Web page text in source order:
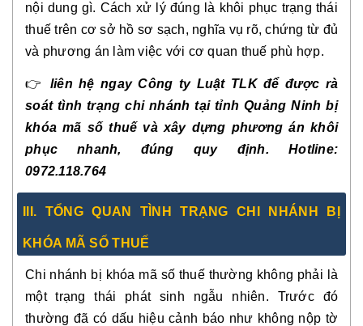
nội dung gì. Cách xử lý đúng là khôi phục trạng thái
thuế trên cơ sở hồ sơ sạch, nghĩa vụ rõ, chứng từ đủ
và phương án làm việc với cơ quan thuế phù hợp.
👉 liên hệ ngay Công ty Luật TLK để được rà
soát tình trạng chi nhánh tại tỉnh Quảng Ninh bị
khóa mã số thuế và xây dựng phương án khôi
phục nhanh, đúng quy định. Hotline:
0972.118.764
III. TỔNG QUAN TÌNH TRẠNG CHI NHÁNH BỊ
KHÓA MÃ SỐ THUẾ
Chi nhánh bị khóa mã số thuế thường không phải là
một trạng thái phát sinh ngẫu nhiên. Trước đó
thường đã có dấu hiệu cảnh báo như không nộp tờ